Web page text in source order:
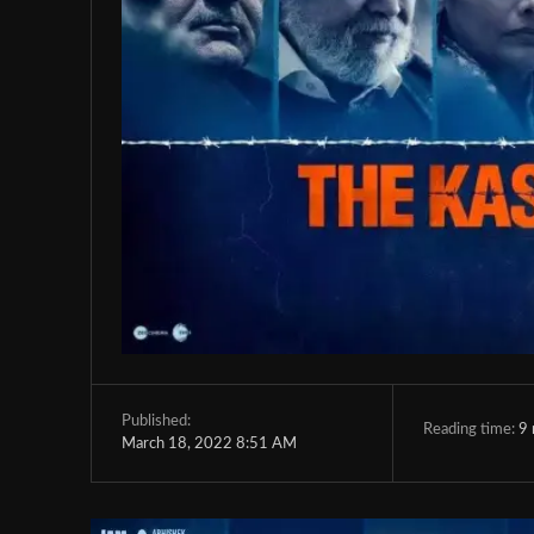
Published:
March 18, 2022 8:51 AM
Reading time: 9